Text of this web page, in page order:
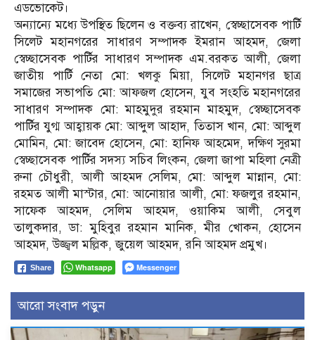
এডভোকেট।
অন্যান্যে মধ্যে উপস্থিত ছিলেন ও বক্তব্য রাখেন, স্বেচ্ছাসেবক পার্টি
সিলেট মহানগরের সাধারণ সম্পাদক ইমরান আহমদ, জেলা
স্বেচ্ছাসেবক পার্টির সাধারণ সম্পাদক এম.বরকত আলী, জেলা
জাতীয় পার্টি নেতা মো: খলকু মিয়া, সিলেট মহানগর ছাত্র
সমাজের সভাপতি মো: আফজল হোসেন, যুব সংহতি মহানগরের
সাধারণ সম্পাদক মো: মাহমুদুর রহমান মাহমুদ, স্বেচ্ছাসেবক
পার্টির যুগ্ম আহ্বায়ক মো: আব্দুল আহাদ, তিতাস খান, মো: আব্দুল
মোমিন, মো: জাবেদ হোসেন, মো: হানিফ আহমেদ, দক্ষিণ সুরমা
স্বেচ্ছাসেবক পার্টির সদস্য সচিব লিংকন, জেলা জাপা মহিলা নেত্রী
রুনা চৌধুরী, আলী আহমদ সেলিম, মো: আব্দুল মান্নান, মো:
রহমত আলী মাস্টার, মো: আনোয়ার আলী, মো: ফজলুর রহমান,
সাফেক আহমদ, সেলিম আহমদ, ওয়াকিম আলী, সেবুল
তালুকদার, ডা: মুহিবুর রহমান মানিক, মীর খোকন, হোসেন
আহমদ, উজ্জ্বল মল্লিক, জুয়েল আহমদ, রনি আহমদ প্রমুখ।
Share Whatsapp Messenger
আরো সংবাদ পড়ুন